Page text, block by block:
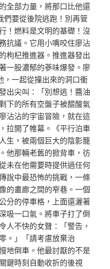
全部力量，將那口比他還
們要從後院逃跑！別再管
！燃料是文明的基礎！沒
抗議。它用小嘴咬住廖沾
枸杞推進器。推進器發出
一股濃郁的蔘味爆發。廖
，一起從撞出來的洞口衝
出尖叫：「別想逃！醬油
下的所有空盤子被醋酸氣
沾沾的宇宙冒險，就在這
拉開了帷幕。《平行泊車
生，被兩個巨大的陰影籠
他那輛老舊的掀背車，彷
未在他需要時提供過任何
說中最恐怖的挑戰，一條
的畫廊之間的窄巷。一個
分的停車格，上面還灑著
吸一口氣。將車子打了倒
人不快的女聲：「警告，
。」「請考慮放棄治
地倒車。他最討厭的不是
鍵時刻自動收折的後視